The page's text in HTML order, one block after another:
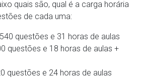
quais são, qual é a carga horária
de cada uma:
questões e 31 horas de aulas
questões e 18 horas de aulas +
questões e 24 horas de aulas